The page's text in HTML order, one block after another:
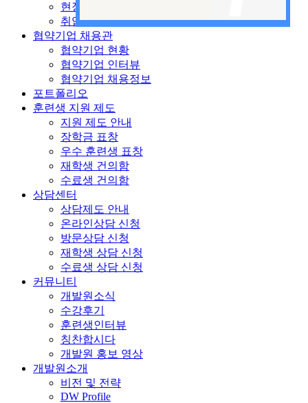
현장 전문가 특강
취업현황
협약기업 채용관
협약기업 현황
협약기업 인터뷰
협약기업 채용정보
포트폴리오
훈련생 지원 제도
지원 제도 안내
장학금 표창
우수 훈련생 표창
재학생 건의함
수료생 건의함
상담센터
상담제도 안내
온라인상담 신청
방문상담 신청
재학생 상담 신청
수료생 상담 신청
커뮤니티
개발원소식
수강후기
훈련생인터뷰
칭찬합시다
개발원 홍보 영상
개발원소개
비전 및 전략
DW Profile